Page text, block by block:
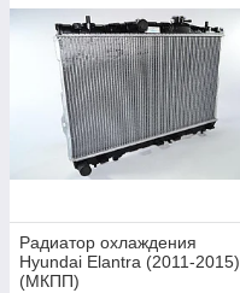
Радиатор охлаждения
Hyundai Elantra (2011-2015)
(МКПП)